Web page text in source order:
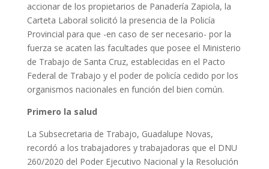
accionar de los propietarios de Panadería Zapiola, la
Carteta Laboral solicitó la presencia de la Policía
Provincial para que -en caso de ser necesario- por la
fuerza se acaten las facultades que posee el Ministerio
de Trabajo de Santa Cruz, establecidas en el Pacto
Federal de Trabajo y el poder de policía cedido por los
organismos nacionales en función del bien común.
Primero la salud
La Subsecretaria de Trabajo, Guadalupe Novas,
recordó a los trabajadores y trabajadoras que el DNU
260/2020 del Poder Ejecutivo Nacional y la Resolución